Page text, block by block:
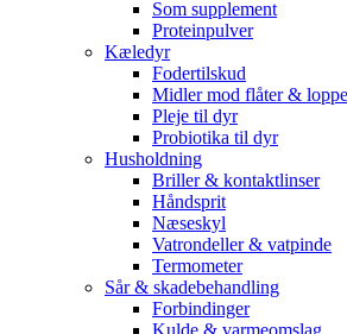
Som supplement
Proteinpulver
Kæledyr
Fodertilskud
Midler mod flåter &
Pleje til dyr
Probiotika til dyr
Husholdning
Briller & kontaktlinser
Håndsprit
Næseskyl
Vatrondeller & vatpinde
Termometer
Sår & skadebehandling
Forbindinger
Kulde & varmeomslag